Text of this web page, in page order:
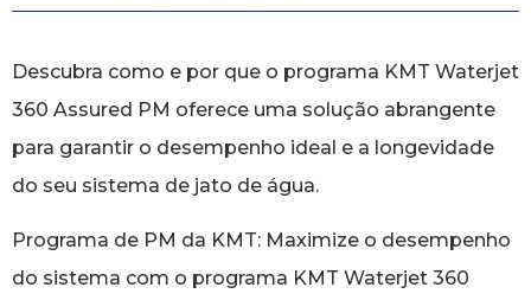
Descubra como e por que o programa KMT Waterjet
360 Assured PM oferece uma solução abrangente
para garantir o desempenho ideal e a longevidade
do seu sistema de jato de água.
Programa de PM da KMT: Maximize o desempenho
do sistema com o programa KMT Waterjet 360